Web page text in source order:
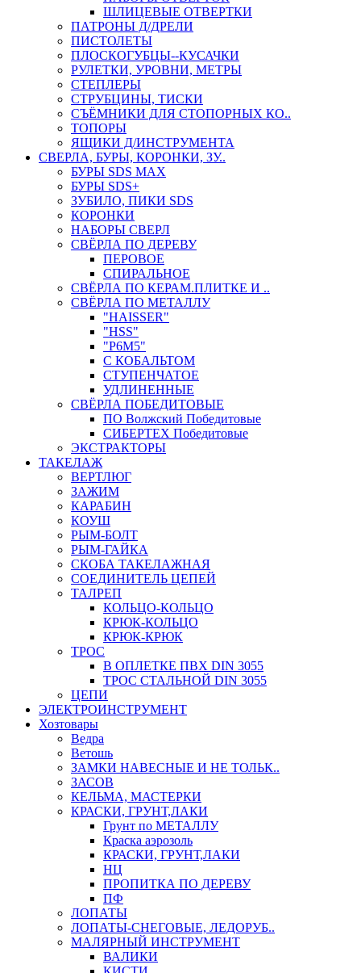
ШЛИЦЕВЫЕ ОТВЕРТКИ
ПАТРОНЫ Д/ДРЕЛИ
ПИСТОЛЕТЫ
ПЛОСКОГУБЦЫ--КУСАЧКИ
РУЛЕТКИ, УРОВНИ, МЕТРЫ
СТЕПЛЕРЫ
СТРУБЦИНЫ, ТИСКИ
СЪЁМНИКИ ДЛЯ СТОПОРНЫХ КО..
ТОПОРЫ
ЯЩИКИ Д/ИНСТРУМЕНТА
СВЕРЛА, БУРЫ, КОРОНКИ, ЗУ..
БУРЫ SDS MAX
БУРЫ SDS+
ЗУБИЛО, ПИКИ SDS
КОРОНКИ
НАБОРЫ СВЕРЛ
СВЁРЛА ПО ДЕРЕВУ
ПЕРОВОЕ
СПИРАЛЬНОЕ
СВЁРЛА ПО КЕРАМ.ПЛИТКЕ И ..
СВЁРЛА ПО МЕТАЛЛУ
"HAISSER"
"HSS"
"Р6М5"
С КОБАЛЬТОМ
СТУПЕНЧАТОЕ
УДЛИНЕННЫЕ
СВЁРЛА ПОБЕДИТОВЫЕ
ПО Волжский Победитовые
СИБЕРТЕХ Победитовые
ЭКСТРАКТОРЫ
ТАКЕЛАЖ
ВЕРТЛЮГ
ЗАЖИМ
КАРАБИН
КОУШ
РЫМ-БОЛТ
РЫМ-ГАЙКА
СКОБА ТАКЕЛАЖНАЯ
СОЕДИНИТЕЛЬ ЦЕПЕЙ
ТАЛРЕП
КОЛЬЦО-КОЛЬЦО
КРЮК-КОЛЬЦО
КРЮК-КРЮК
ТРОС
В ОПЛЕТКЕ ПВХ DIN 3055
ТРОС СТАЛЬНОЙ DIN 3055
ЦЕПИ
ЭЛЕКТРОИНСТРУМЕНТ
Хозтовары
Ведра
Ветошь
ЗАМКИ НАВЕСНЫЕ И НЕ ТОЛЬК..
ЗАСОВ
КЕЛЬМА, МАСТЕРКИ
КРАСКИ, ГРУНТ,ЛАКИ
Грунт по МЕТАЛЛУ
Краска аэрозоль
КРАСКИ, ГРУНТ,ЛАКИ
НЦ
ПРОПИТКА ПО ДЕРЕВУ
ПФ
ЛОПАТЫ
ЛОПАТЫ-СНЕГОВЫЕ, ЛЕДОРУБ..
МАЛЯРНЫЙ ИНСТРУМЕНТ
ВАЛИКИ